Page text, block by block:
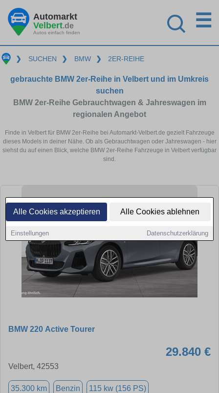
Alle Cookies akzeptieren Alle Cookies ablehnen
Einstellungen Datenschutzerklärung
Automarkt
Velbert.de
Autos einfach finden
☰
❯ SUCHEN ❯ BMW ❯ 2ER-REIHE
gebrauchte BMW 2er-Reihe in Velbert und im Umkreis
suchen
BMW 2er-Reihe Gebrauchtwagen & Jahreswagen im
regionalen Angebot
Finde in Velbert für BMW 2er-Reihe bei Automarkt-Velbert.de gezielt Fahrzeuge
dieses Models in deiner Nähe. Ob als Gebrauchtwagen oder Jahreswagen - hier
siehst du auf einen Blick, welche BMW 2er-Reihe Fahrzeuge in Velbert verfügbar
sind.
BMW 220 Active Tourer
29.840 €
Velbert, 42553
35.300 km Benzin 115 kw (156 PS)